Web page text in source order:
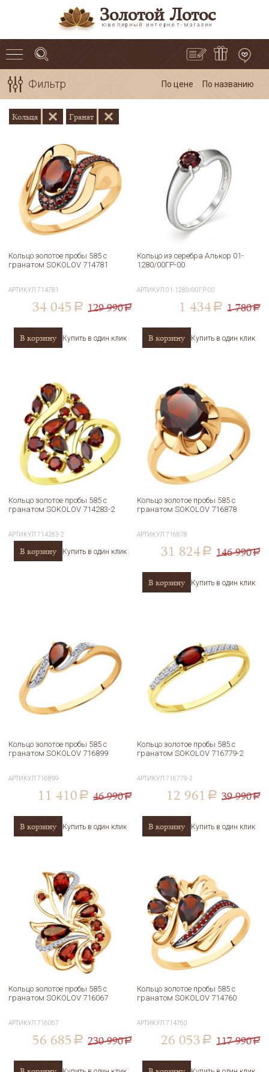
Золотой Лотос
ювелирный интернет-магазин
Фильтр По цене По названию
Кольца Гранат
Кольцо золотое пробы 585 с
гранатом SOKOLOV 714781
АРТИКУЛ 714781
34 045 a 129 990a
В корзину Купить в один клик
Кольцо из серебра Алькор 01-
1280/00ГР-00
АРТИКУЛ01-1280/00ГР-00
1 434 a 1 780a
В корзину Купить в один клик
Кольцо золотое пробы 585 с
гранатом SOKOLOV 714283-2
АРТИКУЛ714283-2
В корзину Купить в один клик
Кольцо золотое пробы 585 с
гранатом SOKOLOV 716878
АРТИКУЛ716878
31 824 a 146 990a
В корзину Купить в один клик
Кольцо золотое пробы 585 с
гранатом SOKOLOV 716899
АРТИКУЛ716899
11 410 a 46 990a
В корзину Купить в один клик
Кольцо золотое пробы 585 с
гранатом SOKOLOV 716779-2
АРТИКУЛ716779-2
12 961 a 39 990a
В корзину Купить в один клик
Кольцо золотое пробы 585 с
гранатом SOKOLOV 716067
АРТИКУЛ716067
56 685 a 230 990a
Кольцо золотое пробы 585 с
гранатом SOKOLOV 714760
АРТИКУЛ714760
26 053 a 117 990a